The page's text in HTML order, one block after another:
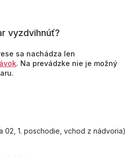
vyzdvihnúť?
sa nachádza len
. Na prevádzke nie je možný
02, 1. poschodie, vchod z nádvoria)